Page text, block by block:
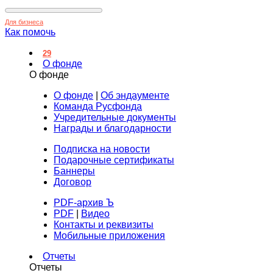
Для бизнеса
Как помочь
29
О фонде
О фонде
О фонде
Об эндаументе
Команда Русфонда
Учредительные документы
Награды и благодарности
Подписка на новости
Подарочные сертификаты
Баннеры
Договор
PDF-архив Ъ
PDF
Видео
Контакты и реквизиты
Мобильные приложения
Отчеты
Отчеты